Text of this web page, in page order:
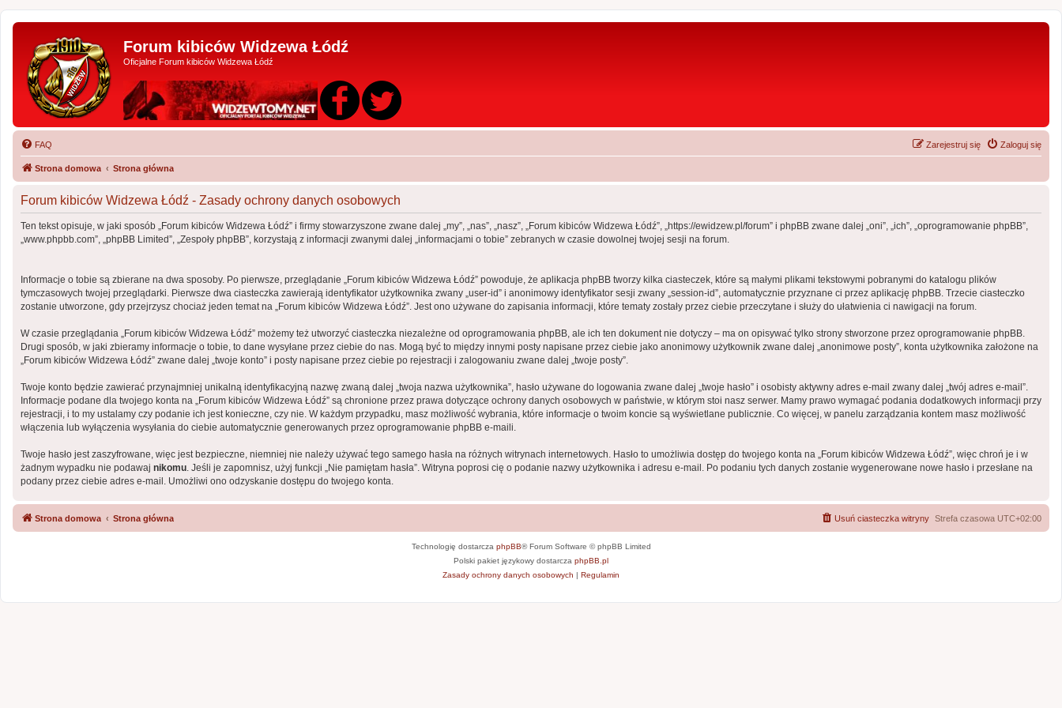
Forum kibiców Widzewa Łódź
Oficjalne Forum kibiców Widzewa Łódź
FAQ Zaloguj się
Zarejestruj się
Strona domowa Strona główna
Forum kibiców Widzewa Łódź - Zasady ochrony danych osobowych
Ten tekst opisuje, w jaki sposób „Forum kibiców Widzewa Łódź” i firmy stowarzyszone zwane dalej „my”, „nas”, „nasz”, „Forum kibiców Widzewa Łódź”, „https://ewidzew.pl/forum” i phpBB zwane dalej „oni”, „ich”, „oprogramowanie phpBB”,
„www.phpbb.com”, „phpBB Limited”, „Zespoły phpBB”, korzystają z informacji zwanymi dalej „informacjami o tobie” zebranych w czasie dowolnej twojej sesji na forum.
Informacje o tobie są zbierane na dwa sposoby. Po pierwsze, przeglądanie „Forum kibiców Widzewa Łódź” powoduje, że aplikacja phpBB tworzy kilka ciasteczek, które są małymi plikami tekstowymi pobranymi do katalogu plików
tymczasowych twojej przeglądarki. Pierwsze dwa ciasteczka zawierają identyfikator użytkownika zwany „user-id” i anonimowy identyfikator sesji zwany „session-id”, automatycznie przyznane ci przez aplikację phpBB. Trzecie ciasteczko
zostanie utworzone, gdy przejrzysz chociaż jeden temat na „Forum kibiców Widzewa Łódź”. Jest ono używane do zapisania informacji, które tematy zostały przez ciebie przeczytane i służy do ułatwienia ci nawigacji na forum.
W czasie przeglądania „Forum kibiców Widzewa Łódź” możemy też utworzyć ciasteczka niezależne od oprogramowania phpBB, ale ich ten dokument nie dotyczy – ma on opisywać tylko strony stworzone przez oprogramowanie phpBB.
Drugi sposób, w jaki zbieramy informacje o tobie, to dane wysyłane przez ciebie do nas. Mogą być to między innymi posty napisane przez ciebie jako anonimowy użytkownik zwane dalej „anonimowe posty”, konta użytkownika założone na
„Forum kibiców Widzewa Łódź” zwane dalej „twoje konto” i posty napisane przez ciebie po rejestracji i zalogowaniu zwane dalej „twoje posty”.
Twoje konto będzie zawierać przynajmniej unikalną identyfikacyjną nazwę zwaną dalej „twoja nazwa użytkownika”, hasło używane do logowania zwane dalej „twoje hasło” i osobisty aktywny adres e-mail zwany dalej „twój adres e-mail”.
Informacje podane dla twojego konta na „Forum kibiców Widzewa Łódź” są chronione przez prawa dotyczące ochrony danych osobowych w państwie, w którym stoi nasz serwer. Mamy prawo wymagać podania dodatkowych informacji przy
rejestracji, i to my ustalamy czy podanie ich jest konieczne, czy nie. W każdym przypadku, masz możliwość wybrania, które informacje o twoim koncie są wyświetlane publicznie. Co więcej, w panelu zarządzania kontem masz możliwość
włączenia lub wyłączenia wysyłania do ciebie automatycznie generowanych przez oprogramowanie phpBB e-maili.
Twoje hasło jest zaszyfrowane, więc jest bezpieczne, niemniej nie należy używać tego samego hasła na różnych witrynach internetowych. Hasło to umożliwia dostęp do twojego konta na „Forum kibiców Widzewa Łódź”, więc chroń je i w
żadnym wypadku nie podawaj nikomu. Jeśli je zapomnisz, użyj funkcji „Nie pamiętam hasła”. Witryna poprosi cię o podanie nazwy użytkownika i adresu e-mail. Po podaniu tych danych zostanie wygenerowane nowe hasło i przesłane na
podany przez ciebie adres e-mail. Umożliwi ono odzyskanie dostępu do twojego konta.
Strona domowa Strona główna Strefa czasowa UTC+02:00
Usuń ciasteczka witryny
Technologię dostarcza phpBB® Forum Software © phpBB Limited
Polski pakiet językowy dostarcza phpBB.pl
Zasady ochrony danych osobowych | Regulamin